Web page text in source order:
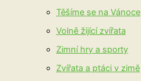
Těšíme se na Vánoce
Volně žijící zvířata
Zimní hry a sporty
Zvířata a ptáci v zimě